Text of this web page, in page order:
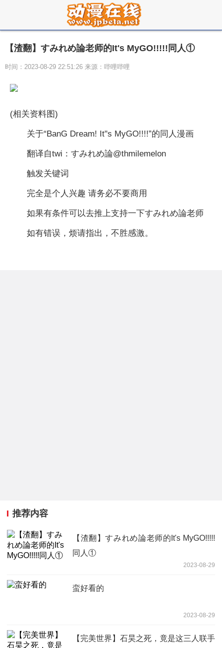
【渣翻】すみれめ論老师的It's MyGO!!!!!同人①
时间：2023-08-29 22:51:26 来源：哔哩哔哩
(相关资料图)
关于“BanG Dream! It"s MyGO!!!!”的同人漫画
翻译自twi：すみれめ論@thmilemelon
触发关键词
完全是个人兴趣 请务必不要商用
如果有条件可以去推上支持一下すみれめ論老师
如有错误，烦请指出，不胜感激。
推荐内容
【渣翻】すみれめ論老师的It's MyGO!!!!!
同人①
2023-08-29
蛮好看的
2023-08-29
【完美世界】石昊之死，竟是这三人联手